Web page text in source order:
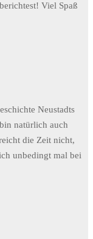
Viel Spaß
Neustadts
natürlich auch
die Zeit nicht,
unbedingt mal bei